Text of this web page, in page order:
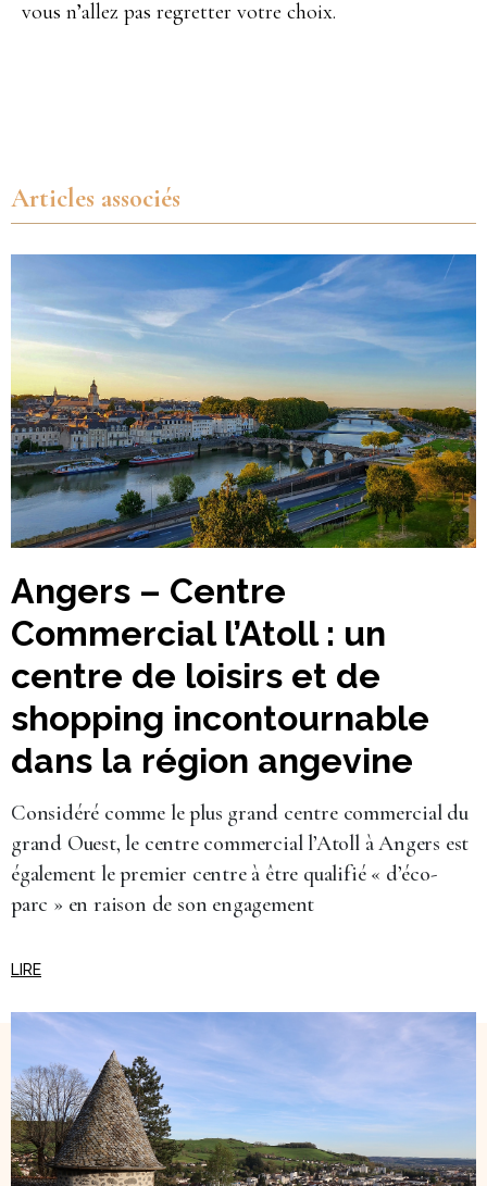
vous n’allez pas regretter votre choix.
Articles associés
Angers – Centre
Commercial l’Atoll : un
centre de loisirs et de
shopping incontournable
dans la région angevine
Considéré comme le plus grand centre commercial du
grand Ouest, le centre commercial l’Atoll à Angers est
également le premier centre à être qualifié « d’éco-
parc » en raison de son engagement